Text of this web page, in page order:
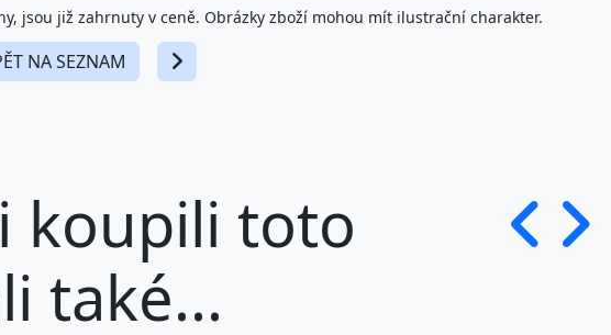
jsou již zahrnuty v ceně. Obrázky zboží mohou mít ilustrační charakter.
NA SEZNAM
koupili toto
také...